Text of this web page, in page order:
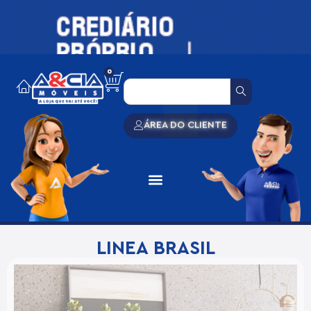
0
ÁREA DO CLIENTE
LINEA BRASIL